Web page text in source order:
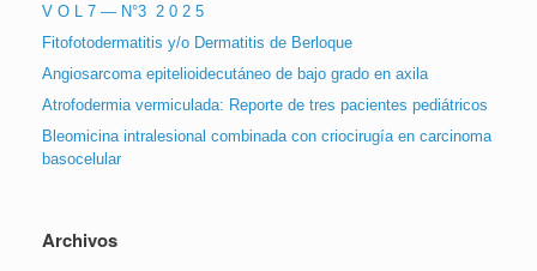
V O L 7 — N°3 2 0 2 5
Fitofotodermatitis y/o Dermatitis de Berloque
Angiosarcoma epitelioidecutáneo de bajo grado en axila
Atrofodermia vermiculada: Reporte de tres pacientes pediátricos
Bleomicina intralesional combinada con criocirugía en carcinoma
basocelular
Archivos